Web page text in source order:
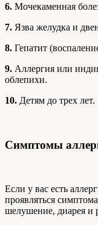
6. Мочекаменная
7. Язва желудка и
8. Гепатит
9. Аллергия или
облепихи.
10. Детям до трех лет.
Симптомы
Если у вас есть
проявляться
шелушение, диарея и